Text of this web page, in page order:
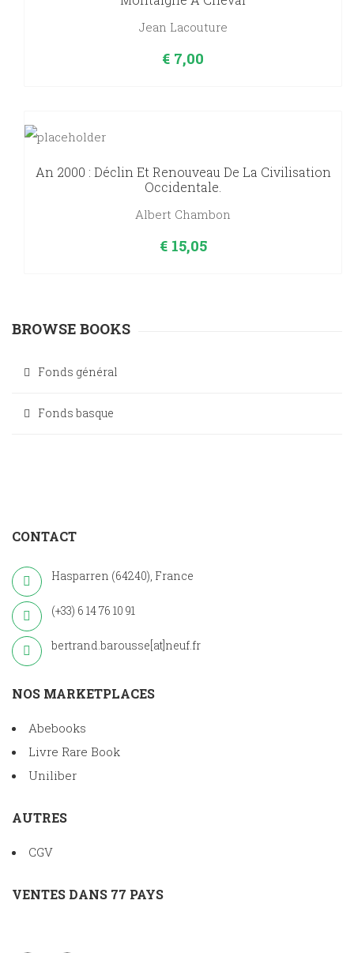
Jean Lacouture
€ 7,00
An 2000 : Déclin Et Renouveau De La Civilisation
Occidentale.
Albert Chambon
€15,05
BROWSE BOOKS
Fonds général
Fonds basque
CONTACT
Hasparren (64240), France
(+33) 6 14 76 10 91
bertrand.barousse[at]neuf.fr
NOS MARKETPLACES
Abebooks
Livre Rare Book
Uniliber
AUTRES
CGV
VENTES DANS 77 PAYS